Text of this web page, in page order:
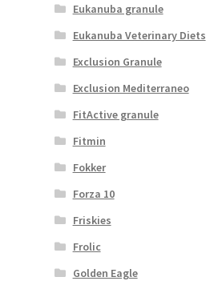
Eukanuba granule
Eukanuba Veterinary Diets
Exclusion Granule
Exclusion Mediterraneo
FitActive granule
Fitmin
Fokker
Forza 10
Friskies
Frolic
Golden Eagle